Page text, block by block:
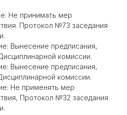
Не принимать мер
Протокол №73 заседания
Вынесение предписания,
комиссии.
Вынесение предписания,
комиссии.
Не применять мер
Протокол №32 заседания